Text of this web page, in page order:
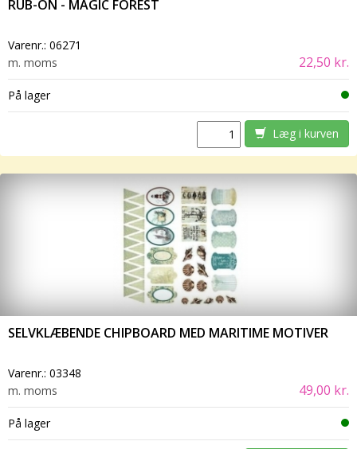
RUB-ON - MAGIC FOREST
Varenr.: 06271
m. moms
22,50 kr.
På lager
Læg i kurven
SELVKLÆBENDE CHIPBOARD MED MARITIME MOTIVER
Varenr.: 03348
m. moms
49,00 kr.
På lager